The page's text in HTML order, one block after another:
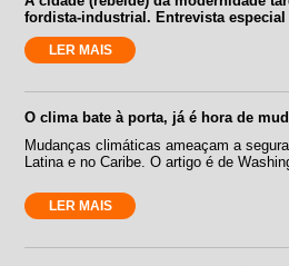
fordista-industrial. Entrevista
LER MAIS
O clima bate à porta, já é hora de
Mudanças climáticas ameaçam a
Latina e no Caribe. O artigo é de
LER MAIS